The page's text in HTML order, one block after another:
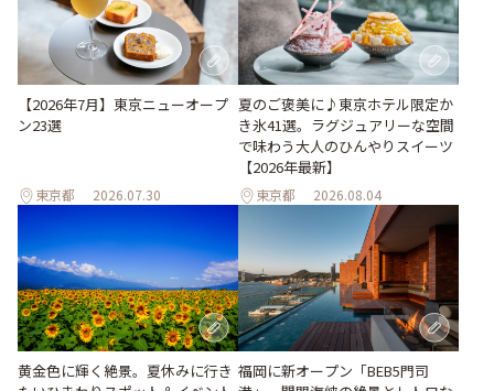
【2026年7月】東京ニューオープ
ン23選
東京都 2026.07.30
夏のご褒美に♪東京ホテル限定か
き氷41選。ラグジュアリーな空間
で味わう大人のひんやりスイーツ
【2026年最新】
東京都 2026.08.04
黄金色に輝く絶景。夏休みに行き 福岡に新オープン「BEB5門司